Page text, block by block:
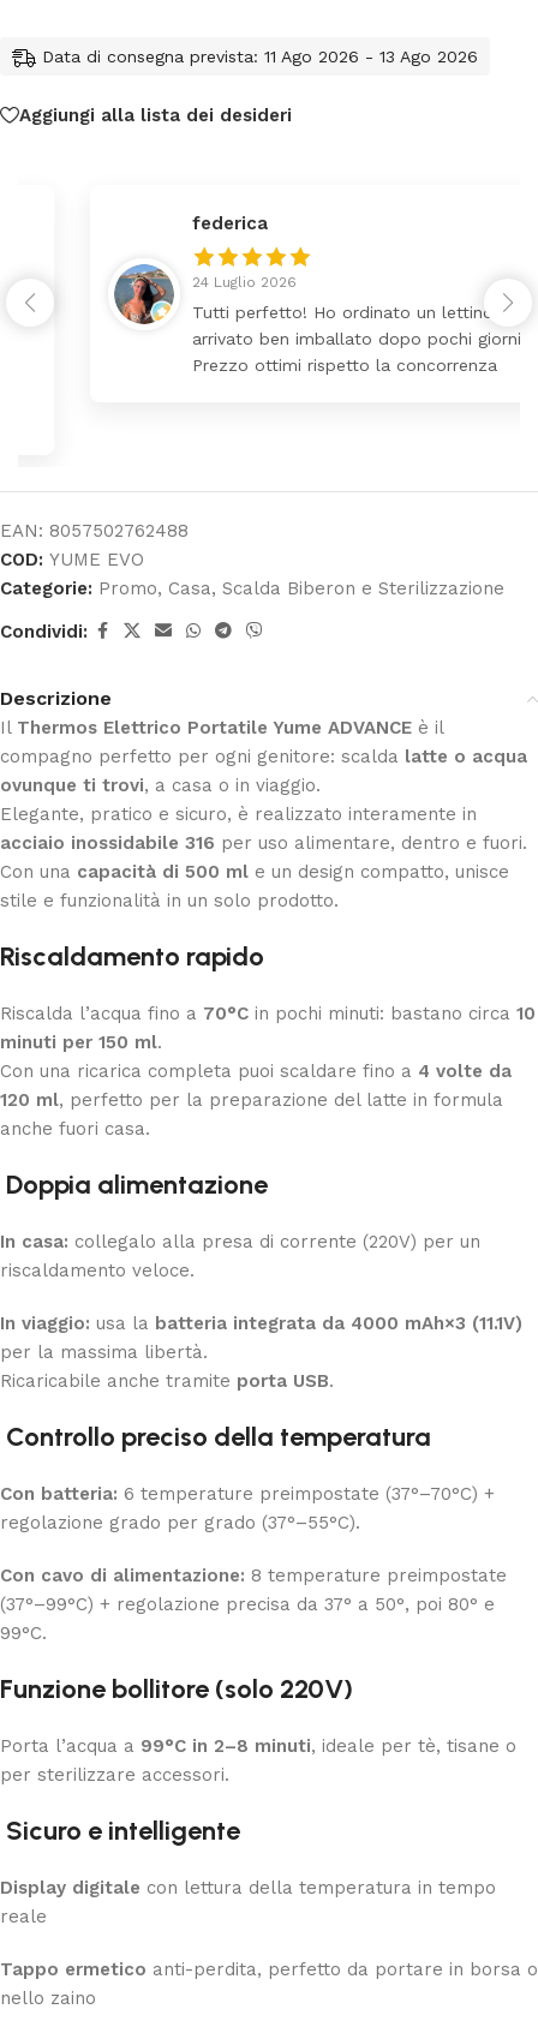
Data di consegna prevista: 11 Ago 2026 - 13 Ago 2026
Aggiungi alla lista dei desideri
federica
24 Luglio 2026
Tutti perfetto! Ho ordinato un lettino che é
arrivato ben imballato dopo pochi giorni.
Prezzo ottimi rispetto la concorrenza
EAN: 8057502762488
COD: YUME EVO
Categorie: Promo, Casa, Scalda Biberon e Sterilizzazione
Condividi:
Descrizione
Il Thermos Elettrico Portatile Yume ADVANCE è il
compagno perfetto per ogni genitore: scalda latte o acqua
ovunque ti trovi, a casa o in viaggio.
Elegante, pratico e sicuro, è realizzato interamente in
acciaio inossidabile 316 per uso alimentare, dentro e fuori.
Con una capacità di 500 ml e un design compatto, unisce
stile e funzionalità in un solo prodotto.
Riscaldamento rapido
Riscalda l’acqua fino a 70°C in pochi minuti: bastano circa 10
minuti per 150 ml.
Con una ricarica completa puoi scaldare fino a 4 volte da
120 ml, perfetto per la preparazione del latte in formula
anche fuori casa.
Doppia alimentazione
In casa: collegalo alla presa di corrente (220V) per un
riscaldamento veloce.
In viaggio: usa la batteria integrata da 4000 mAh×3 (11.1V)
per la massima libertà.
Ricaricabile anche tramite porta USB.
Controllo preciso della temperatura
Con batteria: 6 temperature preimpostate (37°–70°C) +
regolazione grado per grado (37°–55°C).
Con cavo di alimentazione: 8 temperature preimpostate
(37°–99°C) + regolazione precisa da 37° a 50°, poi 80° e
99°C.
Funzione bollitore (solo 220V)
Porta l’acqua a 99°C in 2–8 minuti, ideale per tè, tisane o
per sterilizzare accessori.
Sicuro e intelligente
Display digitale con lettura della temperatura in tempo
reale
Tappo ermetico anti-perdita, perfetto da portare in borsa o
nello zaino